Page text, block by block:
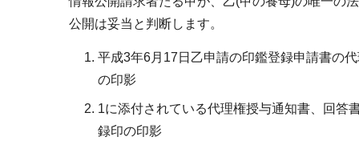
公開は妥当と判断します。
平成3年6月17日乙申請の印鑑登録申請書の
の印影
1に添付されている代理権授与通知書、回答
録印の印影